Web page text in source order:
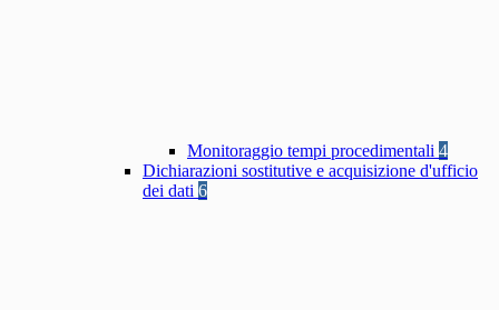
Monitoraggio tempi procedimentali 4
Dichiarazioni sostitutive e acquisizione d'ufficio
dei dati 6